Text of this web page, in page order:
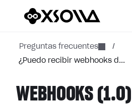
Preguntas frecuentes
/
¿Puedo recibir webhooks d...
WEBHOOKS (1.0)